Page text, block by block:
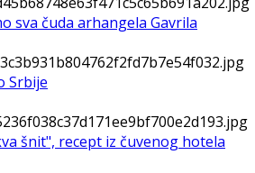
sva čuda arhangela Gavrila
Srbije
šnit", recept iz čuvenog hotela